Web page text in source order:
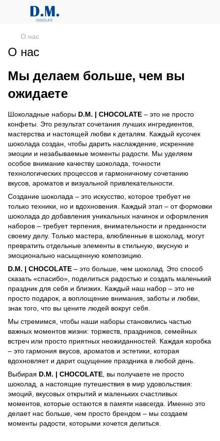
О нас
О нас
Мы делаем больше, чем вы
ожидаете
Шоколадные наборы D.M. | CHOCOLATE – это не просто
конфеты. Это результат сочетания лучших ингредиентов,
мастерства и настоящей любви к деталям. Каждый кусочек
шоколада создан, чтобы дарить наслаждение, искренние
эмоции и незабываемые моменты радости. Мы уделяем
особое внимание качеству шоколада, точности
технологических процессов и гармоничному сочетанию
вкусов, ароматов и визуальной привлекательности.
Создание шоколада – это искусство, которое требует не
только техники, но и вдохновения. Каждый этап – от формовки
шоколада до добавления уникальных начинок и оформления
наборов – требует терпения, внимательности и преданности
своему делу. Только мастера, влюбленные в шоколад, могут
превратить отдельные элементы в стильную, вкусную и
эмоционально насыщенную композицию.
D.M. | CHOCOLATE – это больше, чем шоколад. Это способ
сказать «спасибо», поделиться радостью и создать маленький
праздник для себя и близких. Каждый наш набор – это не
просто подарок, а воплощение внимания, заботы и любви,
знак того, что вы цените людей вокруг себя.
Мы стремимся, чтобы наши наборы становились частью
важных моментов жизни: торжеств, праздников, семейных
встреч или просто приятных неожиданностей. Каждая коробка
– это гармония вкусов, ароматов и эстетики, которая
вдохновляет и дарит ощущение праздника в любой день.
Выбирая D.M. | CHOCOLATE , вы получаете не просто
шоколад, а настоящие путешествия в мир удовольствия:
эмоций, вкусовых открытий и маленьких счастливых
моментов, которые остаются в памяти навсегда. Именно это
делает нас больше, чем просто брендом – мы создаем
моменты радости, которыми хочется делиться.